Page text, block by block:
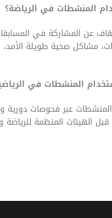
المنشطات في الرياضة؟
عن المشاركة في
مشاكل صحية طويلة
المنشطات في
عبر فحوصات دورية
الهيئات المنظمة